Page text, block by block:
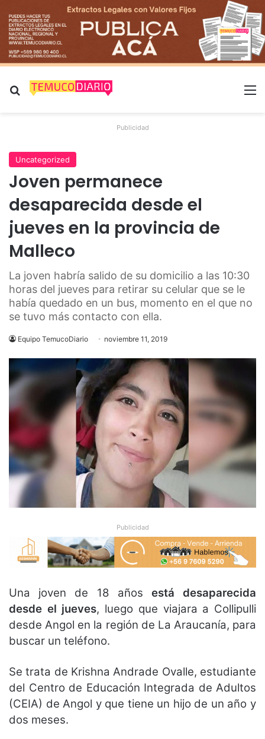
Buscar por
Publicidad
Uncategorized
Joven permanece
desaparecida desde el
jueves en la provincia de
Malleco
La joven habría salido de su domicilio a las 10:30
horas del jueves para retirar su celular que se le
había quedado en un bus, momento en el que no
se tuvo más contacto con ella.
Equipo TemucoDiario noviembre 11, 2019
Publicidad
Una joven de 18 años está desaparecida
desde el jueves, luego que viajara a Collipulli
desde Angol en la región de La Araucanía, para
buscar un teléfono.
Se trata de Krishna Andrade Ovalle, estudiante
del Centro de Educación Integrada de Adultos
(CEIA) de Angol y que tiene un hijo de un año y
dos meses.